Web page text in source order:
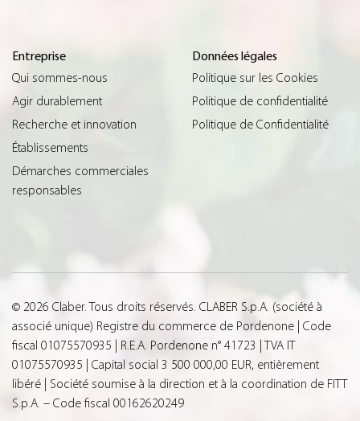
Entreprise
Qui sommes-nous
Agir durablement
Recherche et innovation
Établissements
Démarches commerciales
responsables
Données légales
Politique sur les Cookies
Politique de confidentialité
Politique de Confidentialité
© 2026 Claber. Tous droits réservés. CLABER S.p.A. (société à
associé unique) Registre du commerce de Pordenone | Code
fiscal 01075570935 | R.E.A. Pordenone n° 41723 | TVA IT
01075570935 | Capital social 3 500 000,00 EUR, entièrement
libéré | Société soumise à la direction et à la coordination de FITT
S.p.A. – Code fiscal 00162620249